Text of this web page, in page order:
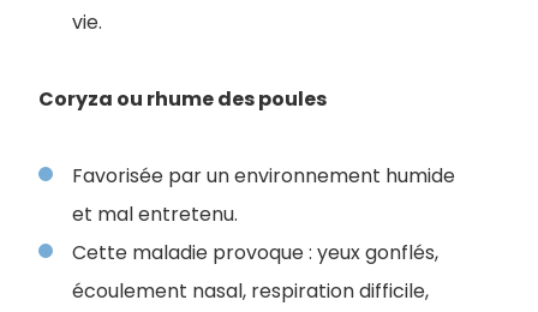
vie.
Coryza ou rhume des poules
Favorisée par un environnement humide
et mal entretenu.
Cette maladie provoque : yeux gonflés,
écoulement nasal, respiration difficile,